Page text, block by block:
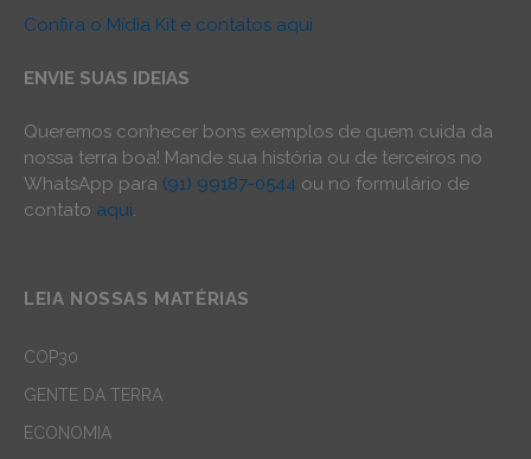
Confira o Mídia Kit e contatos aqui
ENVIE SUAS IDEIAS
Queremos conhecer bons exemplos de quem cuida da
nossa terra boa! Mande sua história ou de terceiros no
WhatsApp para (91) 99187-0544 ou no formulário de
contato aqui.
LEIA NOSSAS MATÉRIAS
COP30
GENTE DA TERRA
ECONOMIA